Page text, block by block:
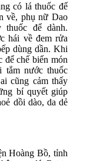
có lá thuốc để
về, phụ nữ Dao
để dành.
hái về đem rửa
dùng dần. Khi
để chế biến món
tắm nước thuốc
cũng cảm thấy
bí quyết giúp
dồi dào, da dẻ
Hoàng Bồ, tỉnh